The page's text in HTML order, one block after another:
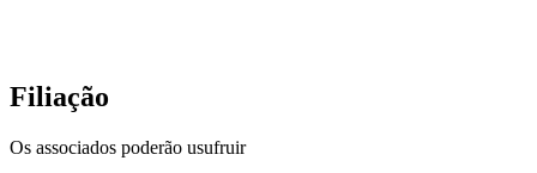
Filiação
Os associados poderão usufruir